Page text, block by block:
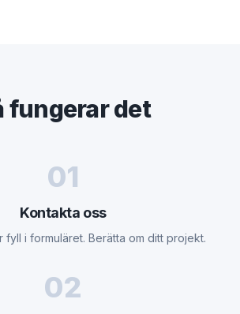
fungerar det
01
Kontakta oss
fyll i formuläret. Berätta om ditt projekt.
02